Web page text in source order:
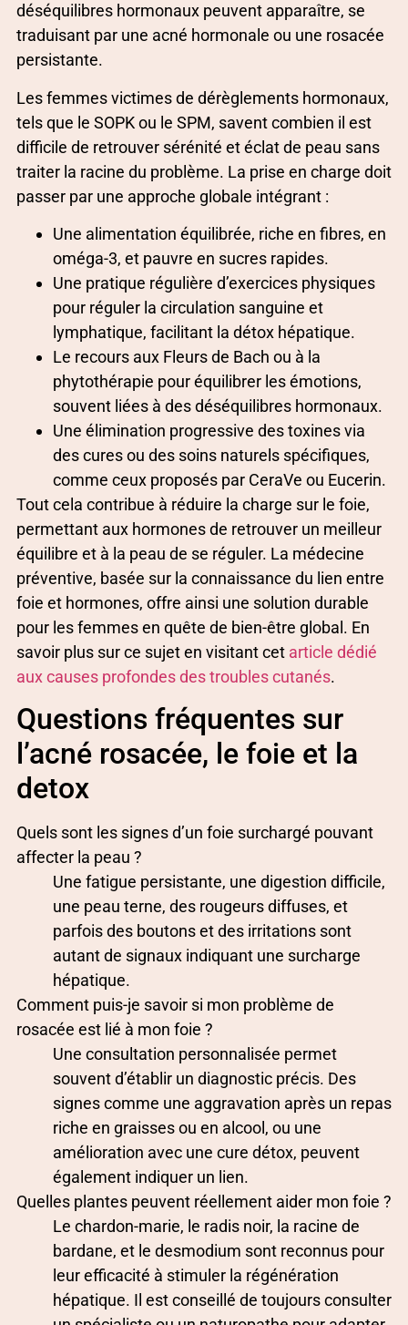
déséquilibres hormonaux peuvent apparaître, se
traduisant par une acné hormonale ou une rosacée
persistante.
Les femmes victimes de dérèglements hormonaux,
tels que le SOPK ou le SPM, savent combien il est
difficile de retrouver sérénité et éclat de peau sans
traiter la racine du problème. La prise en charge doit
passer par une approche globale intégrant :
Une alimentation équilibrée, riche en fibres, en
oméga-3, et pauvre en sucres rapides.
Une pratique régulière d’exercices physiques
pour réguler la circulation sanguine et
lymphatique, facilitant la détox hépatique.
Le recours aux Fleurs de Bach ou à la
phytothérapie pour équilibrer les émotions,
souvent liées à des déséquilibres hormonaux.
Une élimination progressive des toxines via
des cures ou des soins naturels spécifiques,
comme ceux proposés par CeraVe ou Eucerin.
Tout cela contribue à réduire la charge sur le foie,
permettant aux hormones de retrouver un meilleur
équilibre et à la peau de se réguler. La médecine
préventive, basée sur la connaissance du lien entre
foie et hormones, offre ainsi une solution durable
pour les femmes en quête de bien-être global. En
savoir plus sur ce sujet en visitant cet article dédié
aux causes profondes des troubles cutanés.
Questions fréquentes sur
l’acné rosacée, le foie et la
detox
Quels sont les signes d’un foie surchargé pouvant
affecter la peau ?
Une fatigue persistante, une digestion difficile,
une peau terne, des rougeurs diffuses, et
parfois des boutons et des irritations sont
autant de signaux indiquant une surcharge
hépatique.
Comment puis-je savoir si mon problème de
rosacée est lié à mon foie ?
Une consultation personnalisée permet
souvent d’établir un diagnostic précis. Des
signes comme une aggravation après un repas
riche en graisses ou en alcool, ou une
amélioration avec une cure détox, peuvent
également indiquer un lien.
Quelles plantes peuvent réellement aider mon foie ?
Le chardon-marie, le radis noir, la racine de
bardane, et le desmodium sont reconnus pour
leur efficacité à stimuler la régénération
hépatique. Il est conseillé de toujours consulter